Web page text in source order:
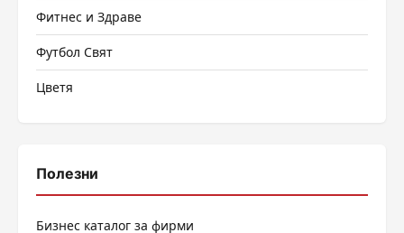
Фитнес и Здраве
Футбол Свят
Цветя
Полезни
Бизнес каталог за фирми